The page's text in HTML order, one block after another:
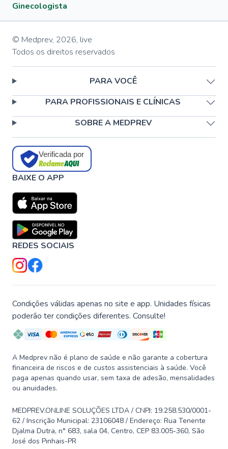
Ginecologista
© Medprev, 2026, live
Todos os direitos reservados
PARA VOCÊ
PARA PROFISSIONAIS E CLÍNICAS
SOBRE A MEDPREV
Verificada por
BAIXE O APP
REDES SOCIAIS
Condições válidas apenas no site e app. Unidades físicas
poderão ter condições diferentes. Consulte!
A Medprev não é plano de saúde e não garante a cobertura
financeira de riscos e de custos assistenciais à saúde. Você
paga apenas quando usar, sem taxa de adesão, mensalidades
ou anuidades.
MEDPREV.ONLINE SOLUÇÕES LTDA / CNPJ: 19.258.530/0001-
62 / Inscrição Municipal: 23106048 / Endereço: Rua Tenente
Djalma Dutra, n° 683, sala 04, Centro, CEP 83.005-360, São
José dos Pinhais-PR